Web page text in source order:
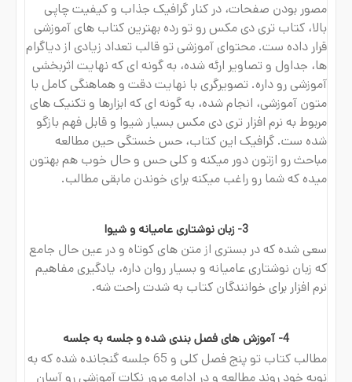
مصور بودن صفحات، در کنار گرافیک جذاب و کیفیت چاپی
بالا، کتاب تری دی مکس رو تو رده بهترین کتاب های آموزشی
قرار داده ست. محتوای آموزشی تو قالب تعداد زیادی از دیاگرام
ها، جداول و تصاویر ارئه شده، به گونه ای که نهایت اثربخشی
آموزشی رو داره. تصویرگری با نهایت دقت و هماهنگی کامل با
متون آموزشی، انجام شده، به گونه ای که ابزارها و تکنیک های
مربوط به نرم افزار تری دی مکس بسیار شیوا و قابل فهم بازگو
شده ست. گرافیک این کتاب، حس خستگی حین مطالعه
مباحث رو ازتون دور میکنه و کلی حس و حال خوب هم بهتون
میده که شما رو راغب میکنه برای خوندن مابقی مطالب.
3- زبان نوشتاری عامیانه و شیوا
سعی شده که در بستری از متن های کوتاه و در عین حال جامع
که زبان نوشتاری عامیانه و بسیار روان داره، یادگیری مفاهیم
نرم افزار برای خوانندگان کتاب به شدت راحت شه.
4- آموزش های فصل بندی شده و جلسه به جلسه​
مطالب کتاب تو پنج فصل کلی و 65 جلسه گنجانده شده که به